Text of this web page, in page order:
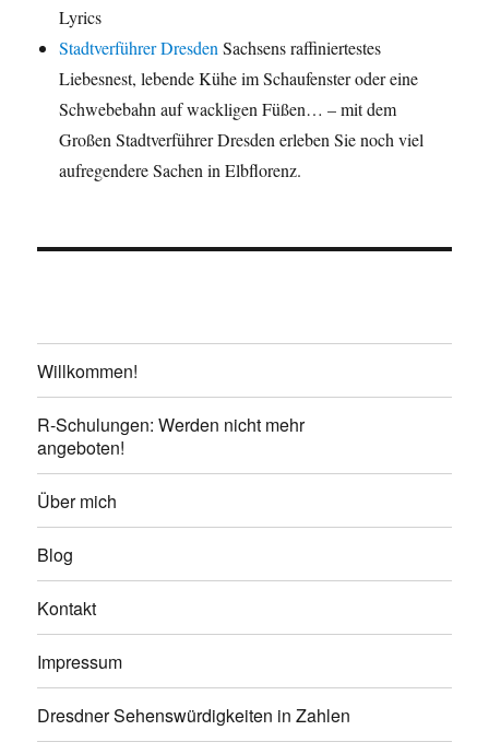
Lyrics
Stadtverführer Dresden Sachsens raffiniertestes
Liebesnest, lebende Kühe im Schaufenster oder eine
Schwebebahn auf wackligen Füßen… – mit dem
Großen Stadtverführer Dresden erleben Sie noch viel
aufregendere Sachen in Elbflorenz.
Willkommen!
R-Schulungen: Werden nicht mehr
angeboten!
Über mich
Blog
Kontakt
Impressum
Dresdner Sehenswürdigkeiten in Zahlen